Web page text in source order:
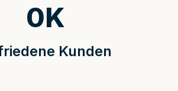
Kunden
0K